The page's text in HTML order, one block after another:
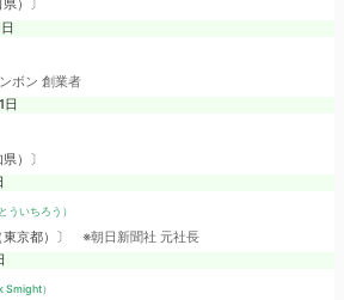
）〕
ボン 創業者
）〕
ういちろう）
東京都）〕 ※朝日新聞社 元社長
Smight）